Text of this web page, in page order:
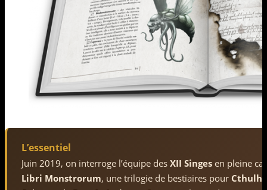
L’essentiel
Juin 2019, on interroge l’équipe des XII Singes en pleine
Libri Monstrorum, une trilogie de bestiaires pour